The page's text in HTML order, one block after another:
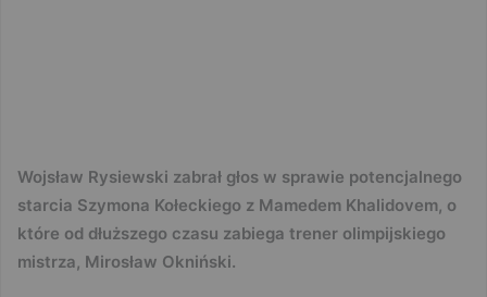
Wojsław Rysiewski zabrał głos w sprawie potencjalnego
starcia Szymona Kołeckiego z Mamedem Khalidovem, o
które od dłuższego czasu zabiega trener olimpijskiego
mistrza, Mirosław Okniński.